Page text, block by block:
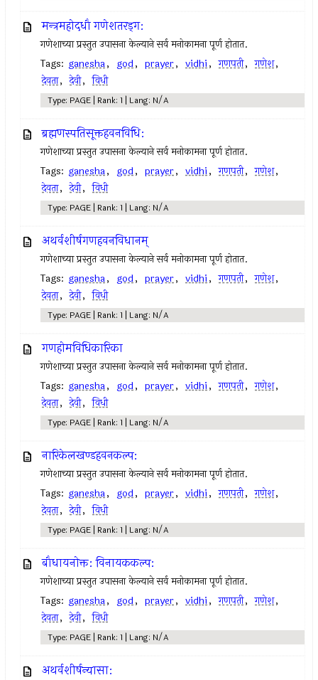
मन्त्रमहोदधौ गणेशतरड्‍ग:
गणेशाच्या प्रस्तुत उपासना केल्याने सर्व मनोकामना पूर्ण होतात.
Tags: ganesha, god, prayer, vidhi, गणपती, गणेश,
देवता, देवी, विधी
Type: PAGE | Rank: 1 | Lang: N/A
ब्रह्मणस्पतिसूक्तहवनविधि:
गणेशाच्या प्रस्तुत उपासना केल्याने सर्व मनोकामना पूर्ण होतात.
Tags: ganesha, god, prayer, vidhi, गणपती, गणेश,
देवता, देवी, विधी
Type: PAGE | Rank: 1 | Lang: N/A
अथर्वशीर्षगणहवनविधानम्‌
गणेशाच्या प्रस्तुत उपासना केल्याने सर्व मनोकामना पूर्ण होतात.
Tags: ganesha, god, prayer, vidhi, गणपती, गणेश,
देवता, देवी, विधी
Type: PAGE | Rank: 1 | Lang: N/A
गणहोमविधिकारिका
गणेशाच्या प्रस्तुत उपासना केल्याने सर्व मनोकामना पूर्ण होतात.
Tags: ganesha, god, prayer, vidhi, गणपती, गणेश,
देवता, देवी, विधी
Type: PAGE | Rank: 1 | Lang: N/A
नारिकेलखण्डहवनकल्प:
गणेशाच्या प्रस्तुत उपासना केल्याने सर्व मनोकामना पूर्ण होतात.
Tags: ganesha, god, prayer, vidhi, गणपती, गणेश,
देवता, देवी, विधी
Type: PAGE | Rank: 1 | Lang: N/A
बौधायनोक्त: विनायककल्प:
गणेशाच्या प्रस्तुत उपासना केल्याने सर्व मनोकामना पूर्ण होतात.
Tags: ganesha, god, prayer, vidhi, गणपती, गणेश,
देवता, देवी, विधी
Type: PAGE | Rank: 1 | Lang: N/A
अथर्वशीर्षन्यासा: